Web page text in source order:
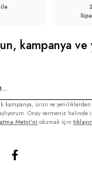
ile
kampanya
kampanya, ürün ve
Onay vermeniz halinde
Metni’ni okumak için